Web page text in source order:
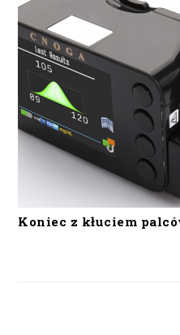
Koniec z kłuciem